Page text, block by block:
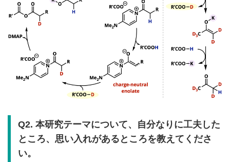
Q2. 本研究テーマについて、自分なりに工夫した
ところ、思い入れがあるところを教えてくださ
い。